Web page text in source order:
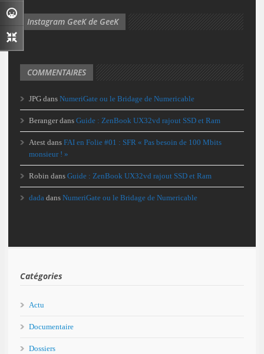
Instagram GeeK de GeeK
COMMENTAIRES
JPG dans NumeriGate ou le Bridage de Numericable
Berangerdans Guide : ZenBook UX32vd rajout SSD et Ram
Atest dans FAI en Folie #01 : SFR « Pas besoin de 100 Mbits
monsieur ! »
Robin dans Guide : ZenBook UX32vd rajout SSD et Ram
dada dans NumeriGate ou le Bridage de Numericable
Catégories
Actu
Documentaire
Dossiers